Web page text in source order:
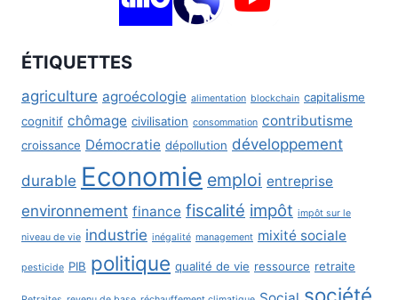
ÉTIQUETTES
agriculture agroécologie alimentation blockchain capitalisme
cognitif chômage civilisation consommation contributisme
croissance Démocratie dépollution développement
durable Economie emploi entreprise
environnement finance fiscalité impôt impôt sur le
niveau de vie industrie inégalité management mixité sociale
pesticide PIB politique qualité de vie ressource retraite
société